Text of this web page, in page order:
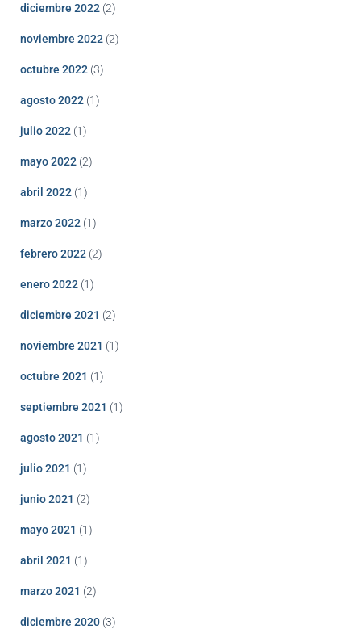
diciembre 2022 (2)
noviembre 2022 (2)
octubre 2022 (3)
agosto 2022 (1)
julio 2022 (1)
mayo 2022 (2)
abril 2022 (1)
marzo 2022 (1)
febrero 2022 (2)
enero 2022 (1)
diciembre 2021 (2)
noviembre 2021 (1)
octubre 2021 (1)
septiembre 2021 (1)
agosto 2021 (1)
julio 2021 (1)
junio 2021 (2)
mayo 2021 (1)
abril 2021 (1)
marzo 2021 (2)
diciembre 2020 (3)